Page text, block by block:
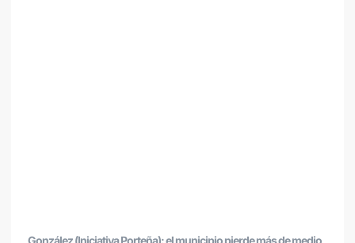
González (Iniciativa Porteña): el municipio pierde más de medio